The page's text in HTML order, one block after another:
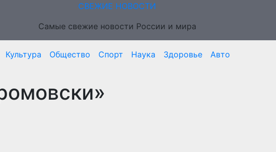
СВЕЖИЕ НОВОСТИ
Самые свежие новости России и мира
Культура Общество Спорт Наука Здоровье
Авто